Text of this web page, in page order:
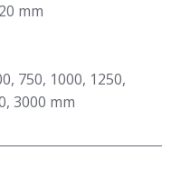
mm
750, 1000, 1250,
3000 mm